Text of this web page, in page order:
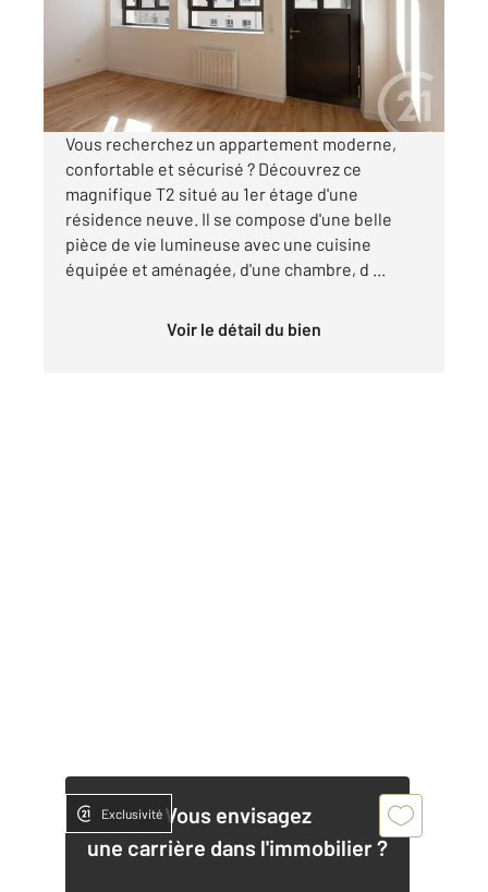
Appartement F2 à louer
570 €
par mois charges comprises
Vous recherchez un appartement moderne,
confortable et sécurisé ? Découvrez ce
magnifique T2 situé au 1er étage d'une
résidence neuve. Il se compose d'une belle
pièce de vie lumineuse avec une cuisine
équipée et aménagée, d'une chambre, d ...
Voir le détail du bien
Vous envisagez
une carrière dans l'immobilier ?
Exclusivité